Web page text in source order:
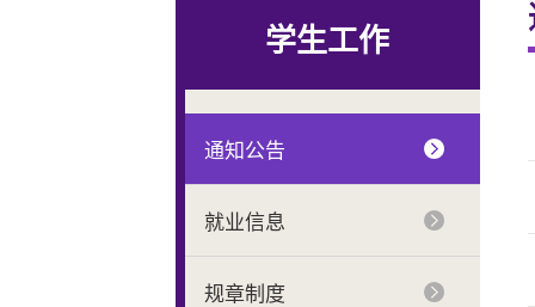
学生工作
通知公告
就业信息
规章制度